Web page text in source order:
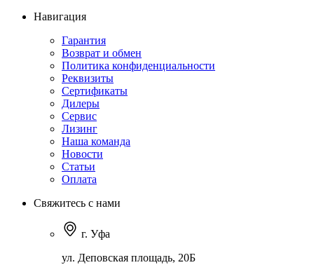
Навигация
Гарантия
Возврат и обмен
Политика конфиденциальности
Реквизиты
Сертификаты
Дилеры
Сервис
Лизинг
Наша команда
Новости
Статьи
Оплата
Свяжитесь с нами
г. Уфа
ул. Деповская площадь, 20Б